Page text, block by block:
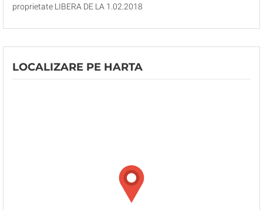
proprietate LIBERA DE LA 1.02.2018
LOCALIZARE PE HARTA